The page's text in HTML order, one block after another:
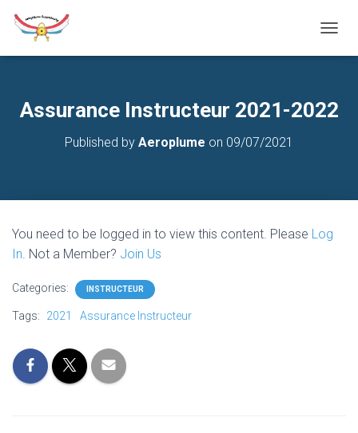
O
L
E
I
Assurance Instructeur 2021-2022
Published by Aeroplume on 09/07/2021
You need to be logged in to view this content. Please Log
In. Not a Member? Join Us
Categories: INSTRUCTEUR
Tags: 2021 Assurance Instructeur